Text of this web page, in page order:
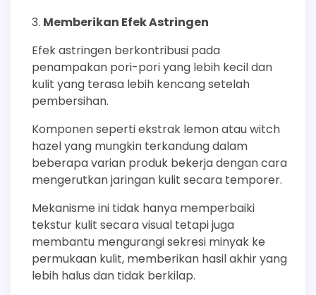
Memberikan Efek Astringen
Efek astringen berkontribusi pada
penampakan pori-pori yang lebih kecil dan
kulit yang terasa lebih kencang setelah
pembersihan.
Komponen seperti ekstrak lemon atau witch
hazel yang mungkin terkandung dalam
beberapa varian produk bekerja dengan cara
mengerutkan jaringan kulit secara temporer.
Mekanisme ini tidak hanya memperbaiki
tekstur kulit secara visual tetapi juga
membantu mengurangi sekresi minyak ke
permukaan kulit, memberikan hasil akhir yang
lebih halus dan tidak berkilap.